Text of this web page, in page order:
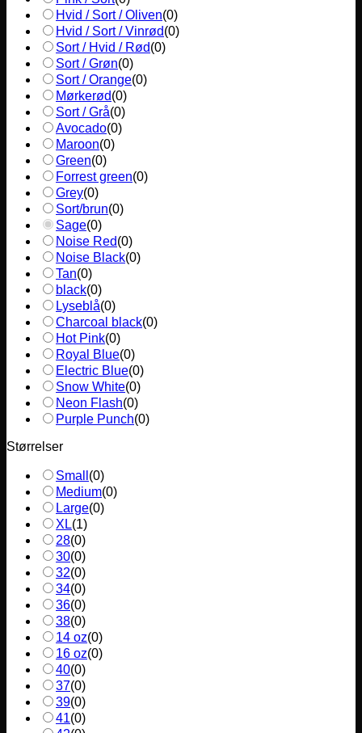
Hvid / Sort / Oliven(0)
Hvid / Sort / Vinrød(0)
Sort / Hvid / Rød(0)
Sort / Grøn(0)
Sort / Orange(0)
Mørkerød(0)
Sort / Grå(0)
Avocado(0)
Maroon(0)
Green(0)
Forrest green(0)
Grey(0)
Sort/brun(0)
Sage(0)
Noise Red(0)
Noise Black(0)
Tan(0)
black(0)
Lyseblå(0)
Charcoal black(0)
Hot Pink(0)
Royal Blue(0)
Electric Blue(0)
Snow White(0)
Neon Flash(0)
Purple Punch(0)
Størrelser
Small (0)
Medium(0)
Large(0)
XL(1)
28(0)
30(0)
32(0)
34(0)
36(0)
38(0)
14 oz(0)
16 oz(0)
40(0)
37(0)
39(0)
41(0)